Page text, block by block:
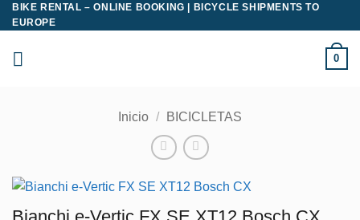
Saltar
al
contenido
BIKE RENTAL – ONLINE BOOKING | BICYCLE SHIPMENTS TO
EUROPE
0
Inicio / BICICLETAS